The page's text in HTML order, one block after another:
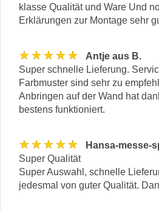
klasse Qualität und Ware Und
Erklärungen zur Montage sehr
★★★★★
Antje aus B.
Super schnelle Lieferung.
Farbmuster sind sehr zu
Anbringen auf der Wand hat
bestens funktioniert.
★★★★★
Hansa-messe-
Super Qualität
Super Auswahl, schnelle
jedesmal von guter Qualität.